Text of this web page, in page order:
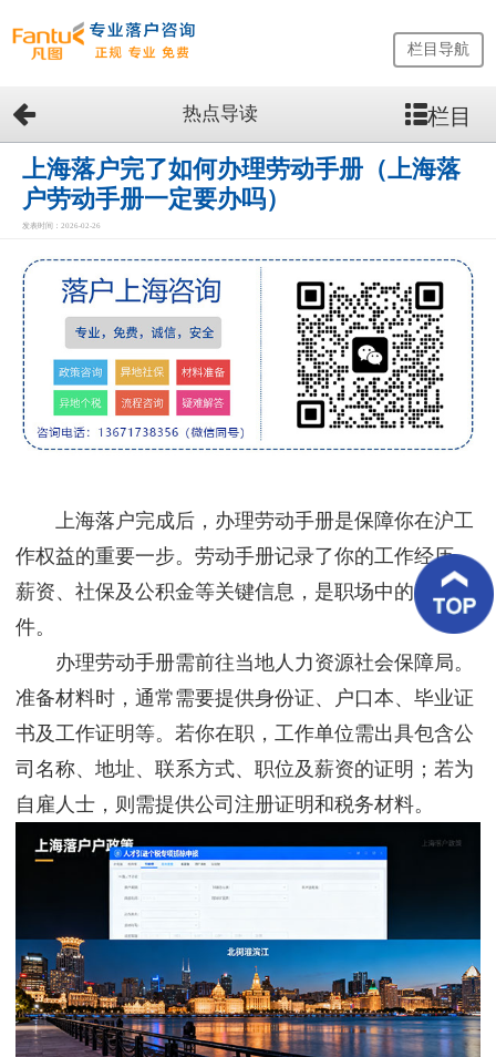
网
站
首
页
留
生
务
优
案
客
评
新
闻
资
讯
联
栏目导航
热点导读 栏目
上海落户完了如何办理劳动手册（上海落
户劳动手册一定要办吗）
发表时间：2026-02-26
上海落户完成后，办理劳动手册是保障你在沪工
作权益的重要一步。劳动手册记录了你的工作经历、
薪资、社保及公积金等关键信息，是职场中的基础文
件。
办理劳动手册需前往当地人力资源社会保障局。
准备材料时，通常需要提供身份证、户口本、毕业证
书及工作证明等。若你在职，工作单位需出具包含公
司名称、地址、联系方式、职位及薪资的证明；若为
自雇人士，则需提供公司注册证明和税务材料。